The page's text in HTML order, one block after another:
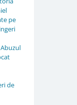
pe
de